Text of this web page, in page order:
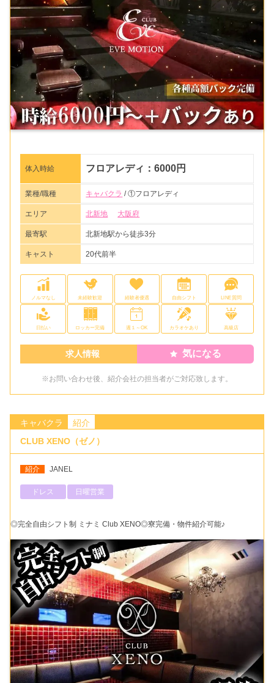
体入時給 フロアレディ：6000円
業種/職種 キャバクラ / ①フロアレディ
エリア 北新地 大阪府
最寄駅 北新地駅から徒歩3分
キャスト 20代前半
ノルマなし 未経験歓迎 経験者優遇 自由シフト LINE質問
日払い ロッカー完備 週１～OK カラオケあり 高級店
求人情報 気になる
※お問い合わせ後、紹介会社の担当者がご対応致します。
キャバクラ
紹介
CLUB XENO（ゼノ）
紹介 JANEL
ドレス 日曜営業
◎完全自由シフト制 ミナミ Club XENO◎寮完備・物件紹介可能♪